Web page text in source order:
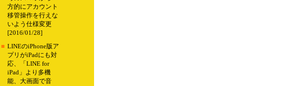
方的にアカウント
移管操作を行えな
いよう仕様変更
[2016/01/28]
■ LINEのiPhone版ア
プリがiPadにも対
応、「LINE for
iPad」より多機
能、大画面で音